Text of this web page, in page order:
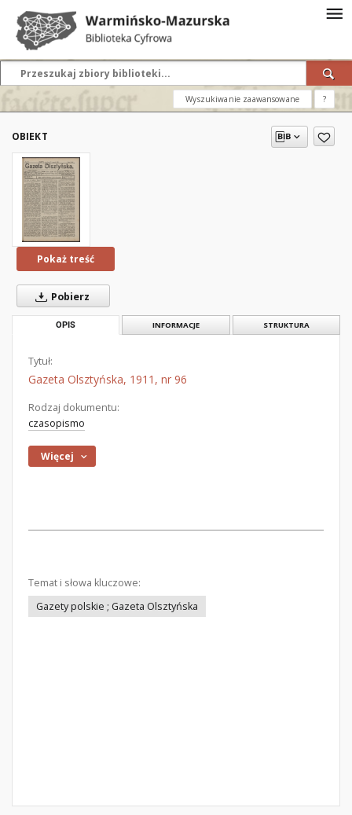
Wyszukiwanie zaawansowane ?
OBIEKT
Pokaż treść
Pobierz
OPIS INFORMACJE STRUKTURA
Tytuł:
Gazeta Olsztyńska, 1911, nr 96
Rodzaj dokumentu:
czasopismo
Więcej
Temat i słowa kluczowe:
Gazety polskie ; Gazeta Olsztyńska